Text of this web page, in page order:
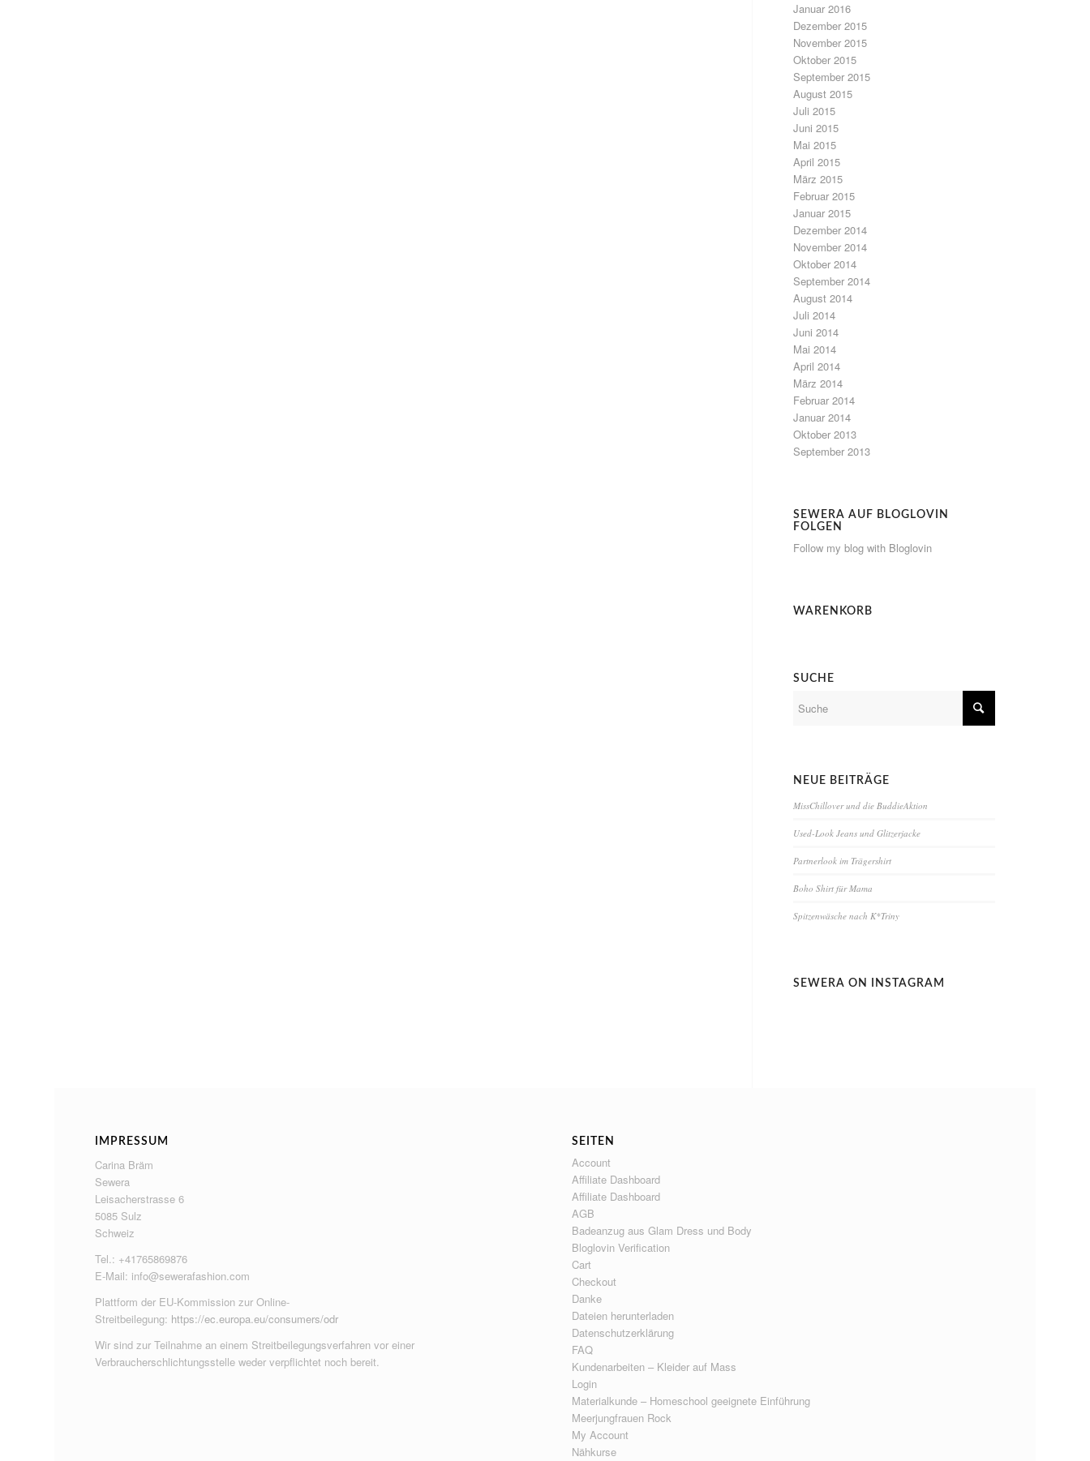
Januar 2016
Dezember 2015
November 2015
Oktober 2015
September 2015
August 2015
Juli 2015
Juni 2015
Mai 2015
April 2015
März 2015
Februar 2015
Januar 2015
Dezember 2014
November 2014
Oktober 2014
September 2014
August 2014
Juli 2014
Juni 2014
Mai 2014
April 2014
März 2014
Februar 2014
Januar 2014
Oktober 2013
September 2013
SEWERA AUF BLOGLOVIN
FOLGEN
Follow my blog with Bloglovin
WARENKORB
SUCHE
NEUE BEITRÄGE
MissChillover und die BuddieAktion
Used-Look Jeans und Glitzerjacke
Partnerlook im Trägershirt
Boho Shirt für Mama
Spitzenwäsche nach K*Triny
SEWERA ON INSTAGRAM
IMPRESSUM
Carina Bräm
Sewera
Leisacherstrasse 6
5085 Sulz
Schweiz
Tel.: +41765869876
E-Mail: info@sewerafashion.com
Plattform der EU-Kommission zur Online-
Streitbeilegung: https://ec.europa.eu/consumers/odr
Wir sind zur Teilnahme an einem Streitbeilegungsverfahren vor einer
Verbraucherschlichtungsstelle weder verpflichtet noch bereit.
SEITEN
Account
Affiliate Dashboard
Affiliate Dashboard
AGB
Badeanzug aus Glam Dress und Body
Bloglovin Verification
Cart
Checkout
Danke
Dateien herunterladen
Datenschutzerklärung
FAQ
Kundenarbeiten – Kleider auf Mass
Login
Materialkunde – Homeschool geeignete Einführung
Meerjungfrauen Rock
My Account
Nähkurse